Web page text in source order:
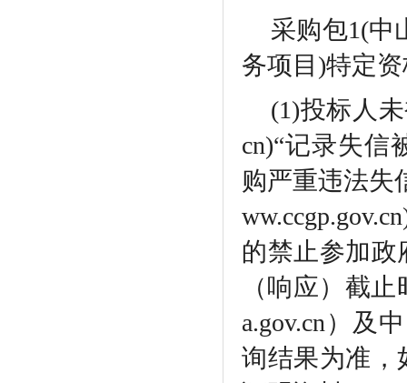
采购包1(中
务项目)特定
(1)投标人
cn)“记录失信
购严重违法失
的禁止参加
（响应）截
a.gov.cn）及
询结果为准，